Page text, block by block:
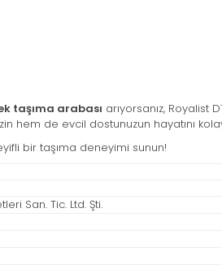
taşıma arabası arıyorsanız, Royalist
hem de evcil dostunuzun hayatını
bir taşıma deneyimi sunun!
San. Tic. Ltd. Şti.